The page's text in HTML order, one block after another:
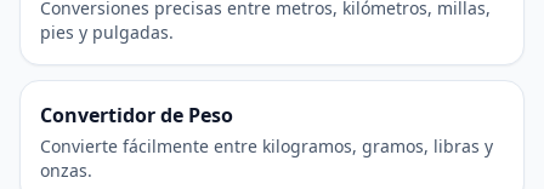
Conversiones precisas entre metros, kilómetros, millas,
pies y pulgadas.
Convertidor de Peso
Convierte fácilmente entre kilogramos, gramos, libras y
onzas.